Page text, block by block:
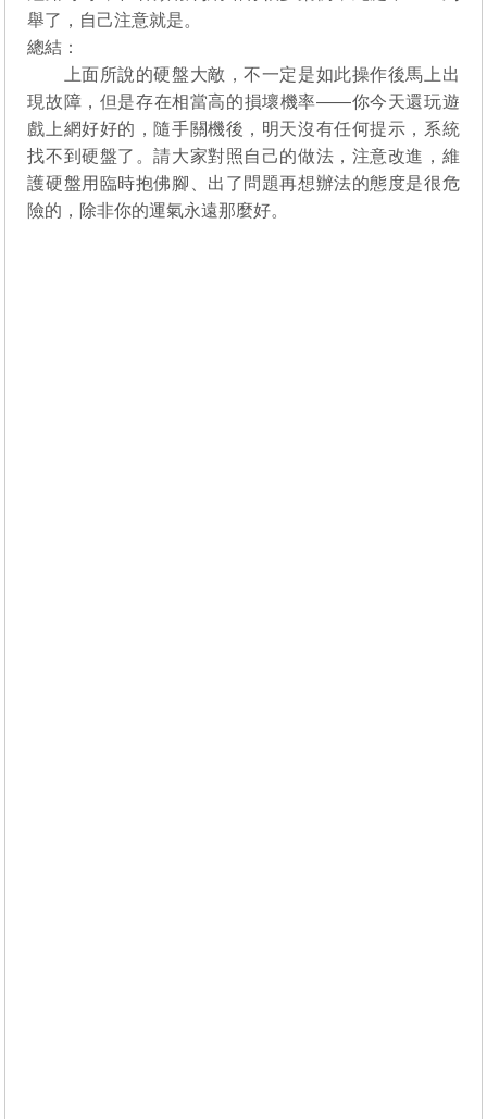
舉了，自己注意就是。
總結：
上面所說的硬盤大敵，不一定是如此操作後馬上出
現故障，但是存在相當高的損壞機率——你今天還玩遊
戲上網好好的，隨手關機後，明天沒有任何提示，系統
找不到硬盤了。請大家對照自己的做法，注意改進，維
護硬盤用臨時抱佛腳、出了問題再想辦法的態度是很危
險的，除非你的運氣永遠那麼好。